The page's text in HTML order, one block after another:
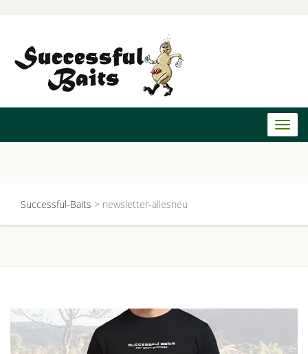
Successful-Baits > newsletter-allesneu